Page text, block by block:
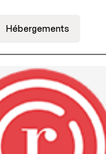
Hébergements